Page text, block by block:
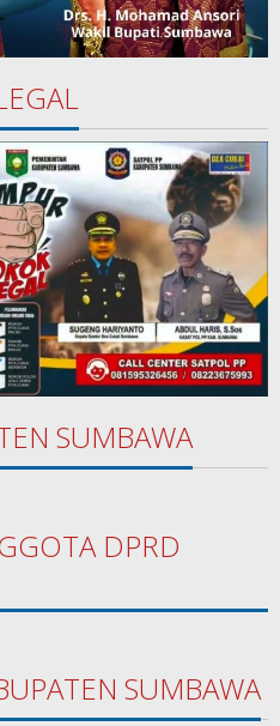
SUMBAWA
DPRD
SUMBAWA